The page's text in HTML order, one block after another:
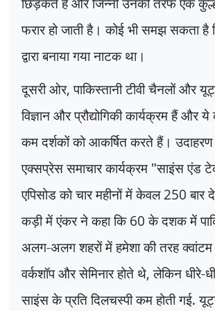
फरार हो जाती है। कोई भी समझ सकता है
द्वारा बनाया गया नाटक था।
दूसरी ओर,पाकिस्तानी टीवी चैनलों और
विज्ञान और प्रौद्योगिकी कार्यक्रम हैं और
कम दर्शकों को आकर्षित करते हैं।
एक्सप्रेस समाचार कार्यक्रम "साइंस एंड
एपिसोड को चार महीनों में केवल250बार
कड़ी में एंकर ने कहा कि60के दशक में
अलग-अलग शहरों में हमेशा की तरह
वर्कशॉप और सेमिनार होते थे,लेकिन धीरे-
साइंस के प्रति दिलचस्पी कम होती गई.